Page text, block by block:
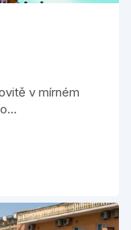
v mírném